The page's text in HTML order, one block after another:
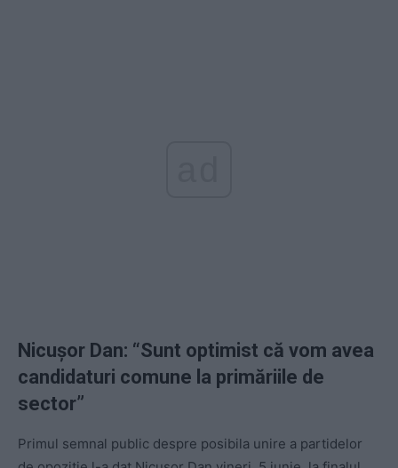
Nicușor Dan: “Sunt optimist că vom avea
candidaturi comune la primăriile de
sector”
Primul semnal public despre posibila unire a partidelor